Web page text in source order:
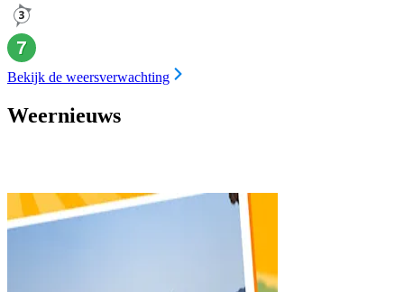
Bekijk de weersverwachting
Weernieuws